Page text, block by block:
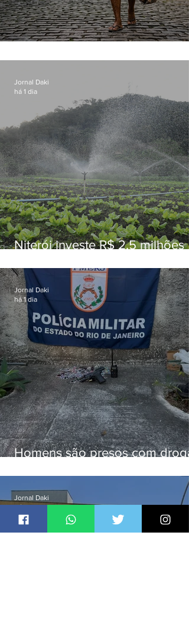
Niterói investe R$ 2,5 milhões
familiar para merenda escolar
Jornal Daki
há 1 dia
Homens são presos com
Jornal Daki
há 1 dia
Jornal Daki
há 1 dia